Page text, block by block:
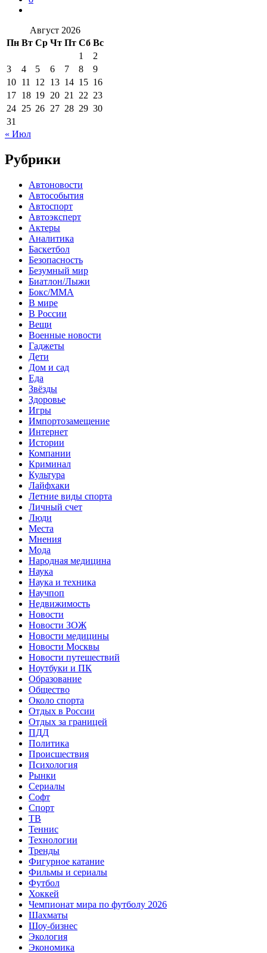
Август 2026
Пн Вт Ср Чт Пт Сб Вс
1
2
3
4 5 6 7 8
9
10 11 12 13 14 15 16
17 18 19 20 21 22 23
24 25 26 27 28 29 30
31
« Июл
Рубрики
Автоновости
Автособытия
Автоспорт
Автоэксперт
Актеры
Аналитика
Баскетбол
Безопасность
Безумный мир
Биатлон/Лыжи
Бокс/MMA
В мире
В России
Вещи
Военные новости
Гаджеты
Дети
Дом и сад
Еда
Звёзды
Здоровье
Игры
Импортозамещение
Интернет
Истории
Компании
Криминал
Культура
Лайфхаки
Летние виды спорта
Личный счет
Люди
Места
Мнения
Мода
Народная медицина
Наука
Наука и техника
Научпоп
Недвижимость
Новости
Новости ЗОЖ
Новости медицины
Новости Москвы
Новости путешествий
Ноутбуки и ПК
Образование
Общество
Около спорта
Отдых в России
Отдых за границей
ПДД
Политика
Происшествия
Психология
Рынки
Сериалы
Софт
Спорт
ТВ
Теннис
Технологии
Тренды
Фигурное катание
Фильмы и сериалы
Футбол
Хоккей
Чемпионат мира по футболу 2026
Шахматы
Шоу-бизнес
Экология
Экономика